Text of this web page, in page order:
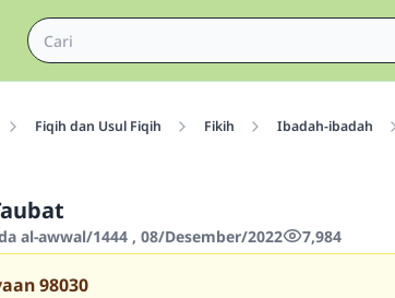
Fiqih dan Usul Fiqih Fikih Ibadah-ibadah
al-awwal/1444 , 08/Desember/2022 7,984
98030